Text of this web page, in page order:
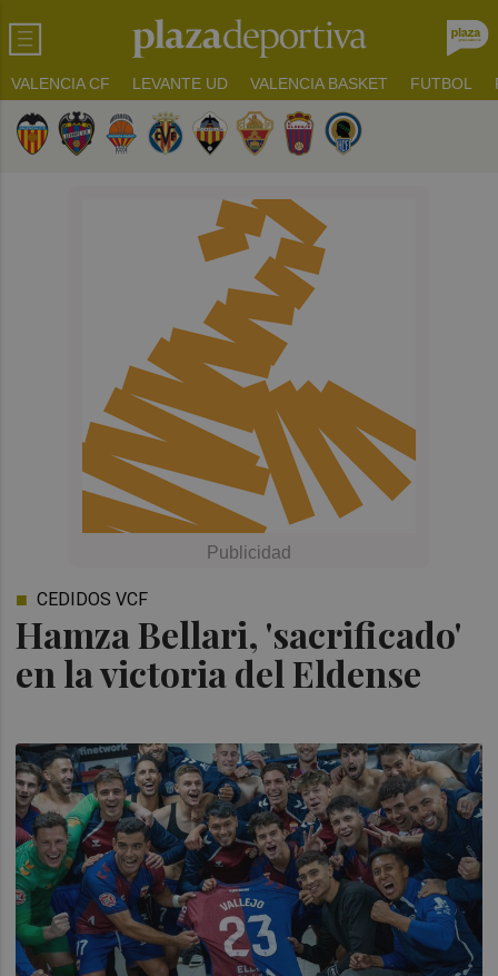
VALENCIA CF LEVANTE UD VALENCIA BASKET FUTBOL
Hamza Bellari, 'sacrificado'
en la victoria del Eldense
CEDIDOS VCF